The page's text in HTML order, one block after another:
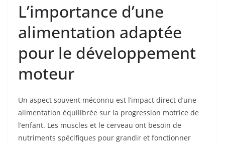
L’importance d’une
alimentation adaptée
pour le développement
moteur
Un aspect souvent méconnu est l’impact direct d’une
alimentation équilibrée sur la progression motrice de
l’enfant. Les muscles et le cerveau ont besoin de
nutriments spécifiques pour grandir et fonctionner